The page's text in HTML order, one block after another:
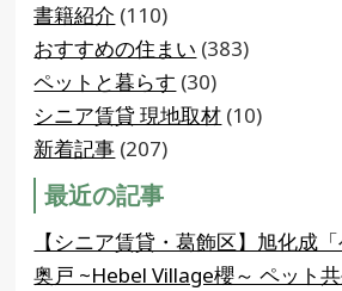
書籍紹介 (110)
おすすめの住まい (383)
ペットと暮らす (30)
シニア賃貸 現地取材 (10)
新着記事 (207)
最近の記事
【シニア賃貸・葛飾区】旭化成
奥戸 ~Hebel Village櫻～ ペット